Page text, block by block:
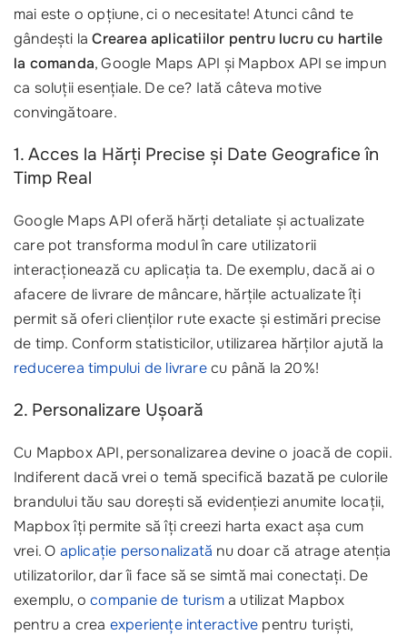
mai este o opțiune, ci o necesitate! Atunci când te
gândești laCrearea aplicatiilor pentru lucru cu hartile
la comanda, Google Maps API și Mapbox API se impun
ca soluții esențiale. De ce? Iată câteva motive
convingătoare.
1. Acces la Hărți Precise și Date Geografice în
Timp Real
Google Maps API oferă hărți detaliate și actualizate
care pot transforma modul în care utilizatorii
interacționează cu aplicația ta. De exemplu, dacă ai o
afacere de livrare de mâncare, hărțile actualizate îți
permit să oferi clienților rute exacte și estimări precise
de timp. Conform statisticilor, utilizarea hărților ajută la
reducerea timpului de livrarecu până la 20%!
2. Personalizare Ușoară
Cu Mapbox API, personalizarea devine o joacă de copii.
Indiferent dacă vrei o temă specifică bazată pe culorile
brandului tău sau dorești să evidențiezi anumite locații,
Mapbox îți permite să îți creezi harta exact așa cum
vrei. O aplicație personalizată nu doar că atrage atenția
utilizatorilor, dar îi face să se simtă mai conectați. De
exemplu, ocompanie de turisma utilizat Mapbox
pentru a crea experiențe interactive pentru turiști,